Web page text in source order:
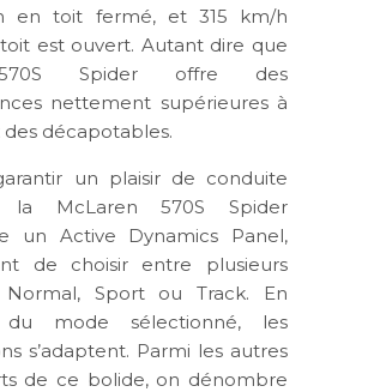
en toit fermé, et 315 km/h
est ouvert. Autant dire que
Spider offre des
nettement supérieures à
décapotables.
un plaisir de conduite
la McLaren 570S Spider
un Active Dynamics Panel,
de choisir entre plusieurs
Sport ou Track. En
du mode sélectionné, les
s’adaptent. Parmi les autres
de ce bolide, on dénombre